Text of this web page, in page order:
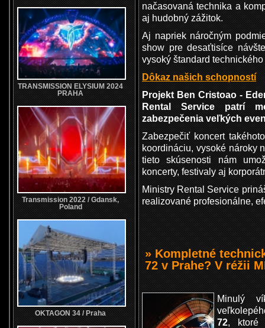
TRANSMISSION ELYSIUM 2024
PRAHA
Transmission 2022 / Gdansk,
Poland
OKTAGON 34 / Praha
načasovaná technika a
aj hudobný zážitok.
Aj napriek náročným
show pre desaťtisíce
vysoký štandard
Dôkaz našich schopností
Projekt Ben Cristoao -
Rental Service patrí
zabezpečenia veľkých
Zabezpečiť koncert
koordináciu, vysoké nároky
tieto skúsenosti nám
koncerty, festivaly aj
Ministry Rental Service
realizované profesionálne,
» Kompletné
72 v Prahe? V réžii
Minulý
72, ktoré